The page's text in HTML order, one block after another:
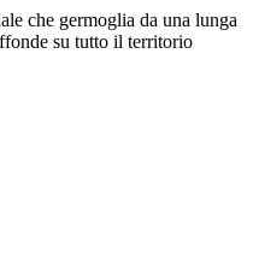
che germoglia da una lunga
su tutto il territorio